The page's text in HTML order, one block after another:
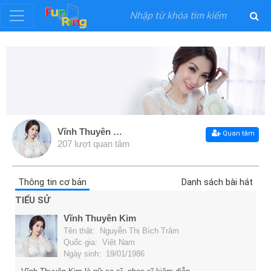
Thể
Sĩ
Khuyến
Vĩnh Thuyên Kim
207 lượt quan tâm
Quan tâm
Thông tin cơ bản
Danh sách bài hát
TIỂU SỬ
Vĩnh Thuyên Kim
Tên thật: Nguyễn Thị Bích Trâm
Quốc gia: Việt Nam
Ngày sinh: 19/01/1986